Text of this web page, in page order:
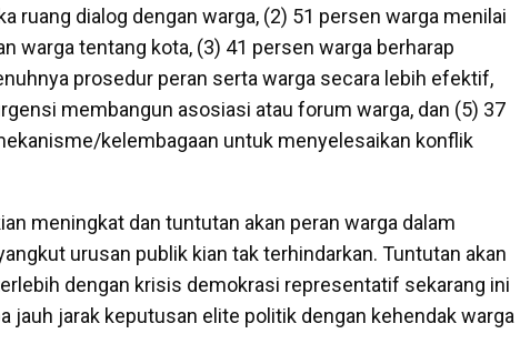
ruang dialog dengan warga, (2) 51 persen warga menilai
warga tentang kota, (3) 41 persen warga berharap
prosedur peran serta warga secara lebih efektif,
membangun asosiasi atau forum warga, dan (5) 37
kelembagaan untuk menyelesaikan konflik
meningkat dan tuntutan akan peran warga dalam
urusan publik kian tak terhindarkan. Tuntutan akan
dengan krisis demokrasi representatif sekarang ini
jauh jarak keputusan elite politik dengan kehendak warga